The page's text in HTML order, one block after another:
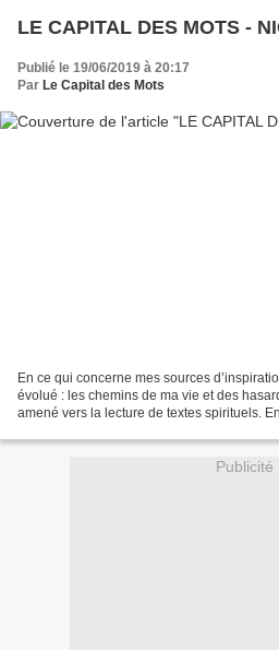
LE CAPITAL DES MOTS -
Publié le 19/06/2019 à 20:17
Par Le Capital des Mots
En ce qui concerne mes sources
évolué : les chemins de ma vie et des
amené vers la lecture de textes spirituels.
Publicité